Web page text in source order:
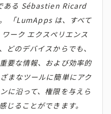
ある Sébastien Ricard
「LumApps は、すべて
ーク エクスペリエンス
どのデバイスからでも、
要な情報、および効率的
まなツールに簡単にアク
に沿って、権限を与えら
じることができます。